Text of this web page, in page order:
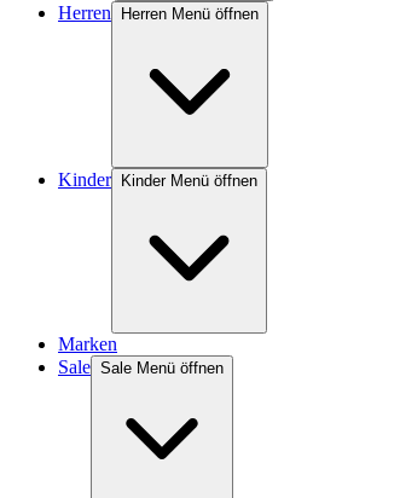
Herren Herren Menü öffnen
Kinder Kinder Menü öffnen
Marken
Sale Sale Menü öffnen